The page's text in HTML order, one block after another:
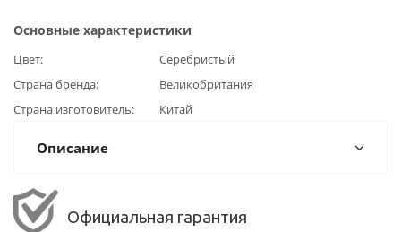
Основные характеристики
Цвет
Серебристый
Страна бренда
Великобритания
Страна изготовитель
Китай
Описание
Официальная гарантия